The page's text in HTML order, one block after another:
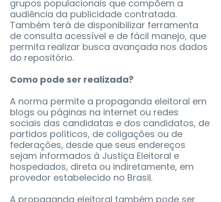
grupos populacionais que compõem a
audiência da publicidade contratada.
Também terá de disponibilizar ferramenta
de consulta acessível e de fácil manejo, que
permita realizar busca avançada nos dados
do repositório.
Como pode ser realizada?
A norma permite a propaganda eleitoral em
blogs ou páginas na internet ou redes
sociais das candidatas e dos candidatos, de
partidos políticos, de coligações ou de
federações, desde que seus endereços
sejam informados à Justiça Eleitoral e
hospedados, direta ou indiretamente, em
provedor estabelecido no Brasil.
A propaganda eleitoral também pode ser